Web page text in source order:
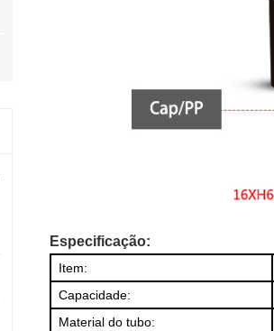
Especificação:
Item:
Capacidade:
Material do tubo: